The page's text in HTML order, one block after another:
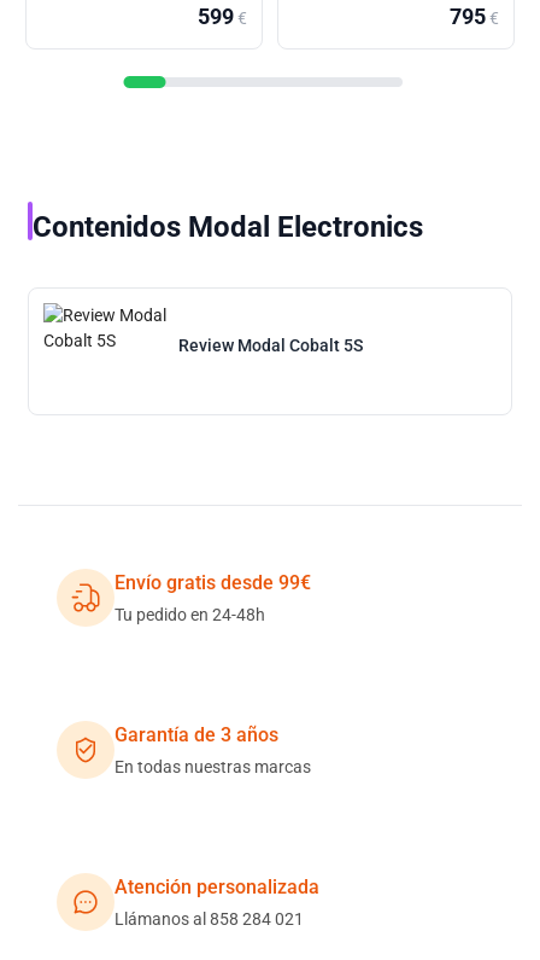
599€ 795€
Contenidos Modal Electronics
Review Modal Cobalt 5S
Envío gratis desde 99€
Tu pedido en 24-48h
Garantía de 3 años
En todas nuestras marcas
Atención personalizada
Llámanos al 858 284 021